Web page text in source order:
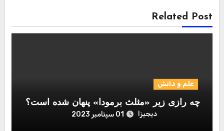
Related Post
علم و دانش
چه رازی زیر «مثلث برمودا» پنهان شده است؟
دیجیزا 01 سپتامبر 2023